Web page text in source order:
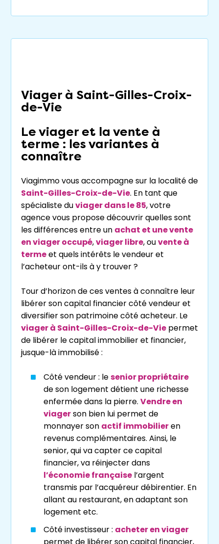
Viager à Saint-Gilles-Croix-
de-Vie
Le viager et la vente à
terme : les variantes à
connaître
Viagimmo vous accompagne sur la localité de
Saint-Gilles-Croix-de-Vie. En tant que
spécialiste duviager dans le 85, votre
agence vous propose découvrir quelles sont
les différences entre un achat et une vente
en viager occupé,viager libre, ouvente à
termeet quels intérêts le vendeur et
l’acheteur ont-ils à y trouver ?
Tour d’horizon de ces ventes à connaître leur
libérer son capital financier côté vendeur et
diversifier son patrimoine côté acheteur. Le
viager à Saint-Gilles-Croix-de-Vie permet
de libérer le capital immobilier et financier,
jusque-là immobilisé :
Côté vendeur : lesenior propriétaire
de son logement détient une richesse
enfermée dans la pierre. Vendre en
viagerson bien lui permet de
monnayer son actif immobilieren
revenus complémentaires. Ainsi, le
senior, qui va capter ce capital
financier, va réinjecter dans
l’économie française l’argent
transmis par l’acquéreur débirentier. En
allant au restaurant, en adaptant son
logement etc.
Côté investisseur : acheter en viager